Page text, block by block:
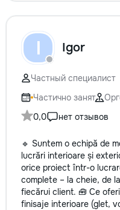
I Igor
Частный специалист
Частично занят
0,0
нет отзывов
🔹 Suntem o echipă de
lucrări interioare și
orice proiect într-o
complete – la cheie, de
fiecărui client. 🧰 Ce
finisaje interioare (glet,